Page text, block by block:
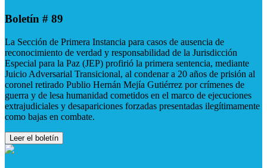
Boletín # 89
La Sección de Primera Instancia para casos de ausencia de
reconocimiento de verdad y responsabilidad de la Jurisdicción
Especial para la Paz (JEP) profirió la primera sentencia, mediante
Juicio Adversarial Transicional, al condenar a 20 años de prisión al
coronel retirado Publio Hernán Mejía Gutiérrez por crímenes de
guerra y de lesa humanidad cometidos en el marco de ejecuciones
extrajudiciales y desapariciones forzadas presentadas ilegítimamente
como bajas en combate.
Leer el boletín